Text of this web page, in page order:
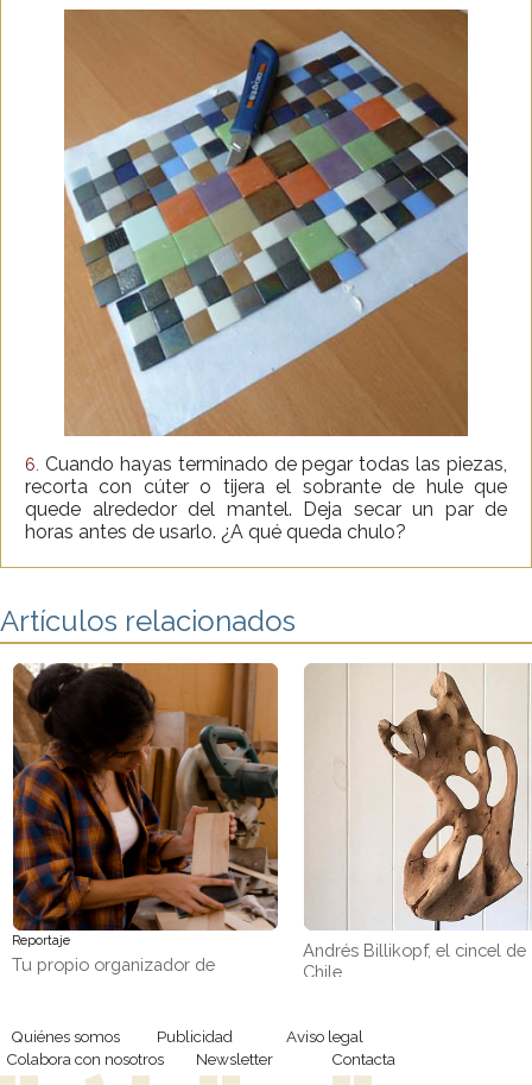
6. Cuando hayas terminado de pegar todas las piezas,
recorta con cúter o tijera el sobrante de hule que
quede alrededor del mantel. Deja secar un par de
horas antes de usarlo. ¿A qué queda chulo?
Artículos relacionados
Reportaje
Tu propio organizador de
Andrés Billikopf, el cincel de
Chile
Quiénes somos Publicidad
Aviso legal
Colabora con nosotros
Newsletter Contacta